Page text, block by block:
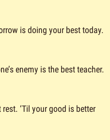
is doing your best today.
enemy is the best teacher.
‘Til your good is better